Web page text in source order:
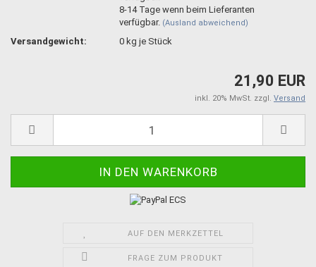
8-14 Tage wenn beim Lieferanten
verfügbar. (Ausland abweichend)
Versandgewicht: 0 kg je Stück
21,90 EUR
inkl. 20% MwSt. zzgl. Versand
AUF DEN MERKZETTEL
FRAGE ZUM PRODUKT